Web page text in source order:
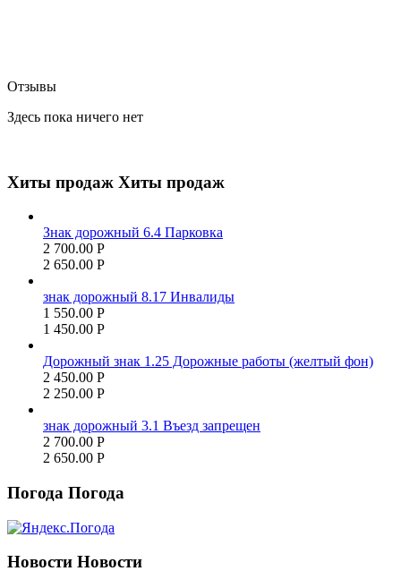
Отзывы
Здесь пока ничего нет
Хиты продаж Хиты продаж
Знак дорожный 6.4 Парковка
2 700.00 Р
2 650.00 Р
знак дорожный 8.17 Инвалиды
1 550.00 Р
1 450.00 Р
Дорожный знак 1.25 Дорожные работы (желтый фон)
2 450.00 Р
2 250.00 Р
знак дорожный 3.1 Въезд запрещен
2 700.00 Р
2 650.00 Р
Погода Погода
Новости Новости